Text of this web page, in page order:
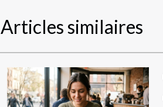
Articles similaires